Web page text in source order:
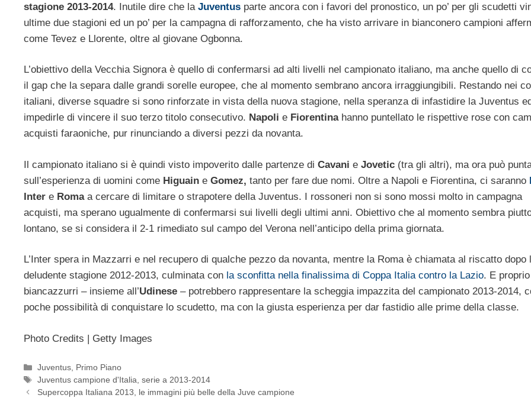
stagione 2013-2014. Inutile dire che la Juventus parte ancora con i favori del pronostico, un po’ per gli scudetti
ultime due stagioni ed un po’ per la campagna di rafforzamento, che ha visto arrivare in bianconero campioni
come Tevez e Llorente, oltre al giovane Ogbonna.
L’obiettivo della Vecchia Signora è quello di confermarsi ad alti livelli nel campionato italiano, ma anche quello di
il gap che la separa dalle grandi sorelle europee, che al momento sembrano ancora irraggiungibili. Restando nei
italiani, diverse squadre si sono rinforzate in vista della nuova stagione, nella speranza di infastidire la Juventus ed
impedirle di vincere il suo terzo titolo consecutivo. Napoli e Fiorentinahanno puntellato le rispettive rose con
acquisti faraoniche, pur rinunciando a diversi pezzi da novanta.
Il campionato italiano si è quindi visto impoverito dalle partenze di Cavani e Jovetic (tra gli altri), ma ora può
sull’esperienza di uomini come Higuain e Gomez, tanto per fare due nomi. Oltre a Napoli e Fiorentina, ci saranno
Inter e Romaa cercare di limitare o strapotere della Juventus. I rossoneri non si sono mossi molto in campagna
acquisti, ma sperano ugualmente di confermarsi sui livelli degli ultimi anni. Obiettivo che al momento sembra
lontano, se si considera il 2-1 rimediato sul campo del Verona nell’anticipo della prima giornata.
L’Inter spera in Mazzarri e nel recupero di qualche pezzo da novanta, mentre la Roma è chiamata al riscatto dopo
deludente stagione 2012-2013, culminata con la sconfitta nella finalissima di Coppa Italia contro la Lazio. E
biancazzurri – insieme all’Udinese – potrebbero rappresentare la scheggia impazzita del campionato 2013-2014,
poche possibilità di conquistare lo scudetto, ma con la giusta esperienza per dar fastidio alle prime della classe.
Photo Credits | Getty Images
Categorie
Juventus, Primo Piano
Tag
Juventus campione d'Italia,serie a 2013-2014
Supercoppa Italiana 2013, le immagini più belle della Juve campione